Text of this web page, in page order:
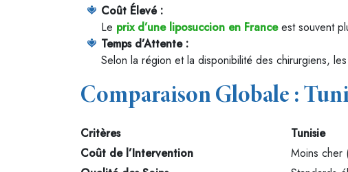
Coût Élevé :
Le prix d’une liposuccion en Franceest souvent
Temps d’Attente :
Selon la région et la disponibilité des chirurgiens,
Comparaison Globale :
Critères Tunisie
Coût de l’Intervention
Moins cher